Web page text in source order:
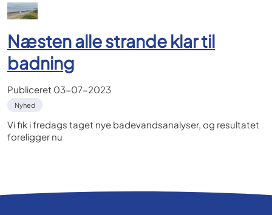
Næsten alle strande klar til
badning
Publiceret 03-07-2023
Nyhed
Vi fik i fredags taget nye badevandsanalyser, og resultatet
foreligger nu